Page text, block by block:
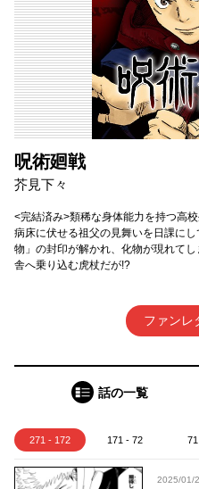
呪術廻戦
芥見下々
<完結済み>類稀な身体能力を持つ高
病床に伏せる祖父の見舞いを日課に
物」の封印が解かれ、化物が現れて
舎へ乗り込む虎杖だが!?
ファンレ
話の一覧
271 - 172 171 - 72 71
2025/01/